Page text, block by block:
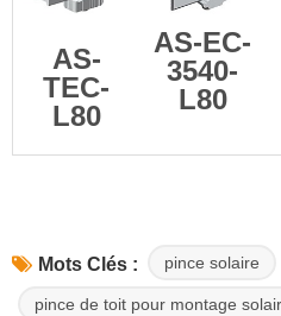
AS-
TEC-
L80
AS-EC-
3540-
L80
Mots Clés : pince solaire
pince de toit pour montage